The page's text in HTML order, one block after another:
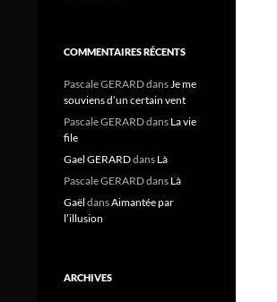
COMMENTAIRES RÉCENTS
Pascale GERARDdansJe me
souviens d’un certain vent
Pascale GERARDdans La vie
file
Gael GERARDdans Là
Pascale GERARDdans Là
Gaël dansAimantée par
l’illusion
ARCHIVES